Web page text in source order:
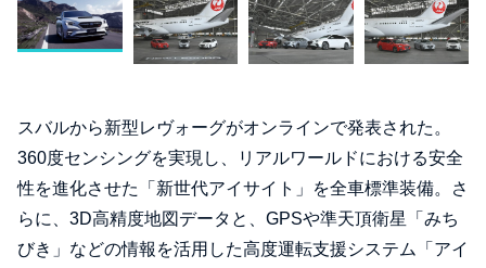
スバルから新型レヴォーグがオンラインで発表された。
360度センシングを実現し、リアルワールドにおける安全
性を進化させた「新世代アイサイト」を全車標準装備。さ
らに、3D高精度地図データと、GPSや準天頂衛星「みち
びき」などの情報を活用した高度運転支援システム「アイ